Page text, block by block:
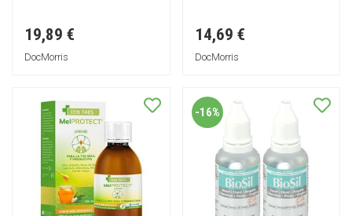
19,89 €
DocMorris
14,69 €
DocMorris
-16%